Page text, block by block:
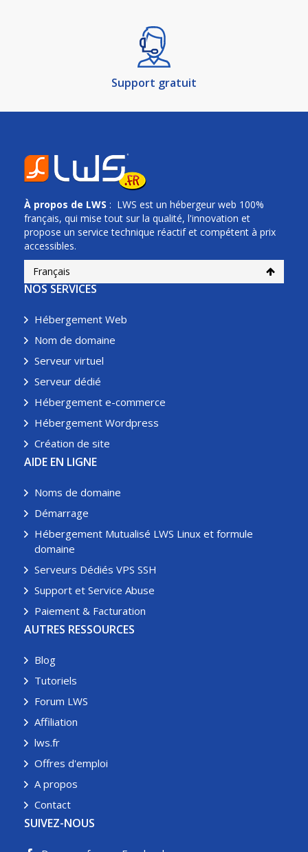
Support gratuit
À propos de LWS : LWS est un hébergeur web 100%
français, qui mise tout sur la qualité, l'innovation et
propose un service technique réactif et compétent à prix
accessibles.
Français
NOS SERVICES
Hébergement Web
Nom de domaine
Serveur virtuel
Serveur dédié
Hébergement e-commerce
Hébergement Wordpress
Création de site
AIDE EN LIGNE
Noms de domaine
Démarrage
Hébergement Mutualisé LWS Linux et formule
domaine
Serveurs Dédiés VPS SSH
Support et Service Abuse
Paiement & Facturation
AUTRES RESSOURCES
Blog
Tutoriels
Forum LWS
Affiliation
lws.fr
Offres d'emploi
A propos
Contact
SUIVEZ-NOUS